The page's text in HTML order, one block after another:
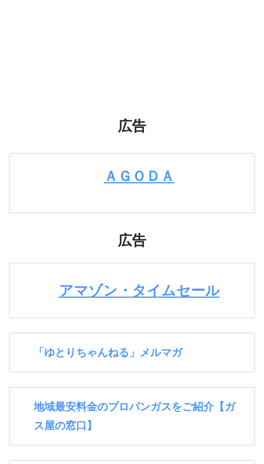
広告
ＡＧＯＤＡ
広告
アマゾン・タイムセール
「ゆとりちゃんねる」メルマガ
地域最安料金のプロパンガスをご紹介【ガ
ス屋の窓口】